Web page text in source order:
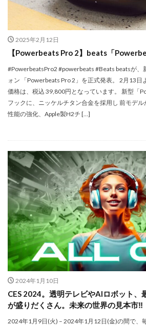
2025年2月12日
【Powerbeats Pro 2】beats「
#PowerbeatsPro2 #powerbeats #Beats beatsが、
ォン 「Powerbeats Pro 2」を正式発表。 2月13日
価格は、税込 39,800円となっています。 新型「
フックに、ニッケルチタン合金を採用し 前モデ
性能の強化、Apple製H2チ […]
2024年1月10日
CES 2024。透明テレビやAIロボット、
が盛りだくさん。未来の世界の見本市‼️
2024年1月9日(火) – 2024年1月12日(金)の間で、
macOS Tahoe 26.4
Microsoft
Moomshot AI
NIKKOR 70-200 f/2.8 VR S Ⅱ
NIKKOR Z 120-300mm
NIKKOR Z
NIKKOR Z 24 70mm f:2 8 S Ⅱ
NIKKOR Z 24-105mm f/4-7.1
NIKKOR Z 24-70mm f/2.8 S II
NIKKOR Z 24-70mm f/2.8 S Ⅱ
NIKKOR Z 35mm f/1.4
NIKKOR Z
NIKKOR Z 70-200mm f/2.8 VR S II
NIKKOR Z 70-200mm f/2.8 VR S II 予約日
NIKKOR Z 70-200mm f/2.8 VR S II 価格
NIKKOR Z 70-200mm f/2.8 VR S II 発売日
Nikon 2026
Nikon 2027
nikon 35mm f1.2
Nikon RED
Nikon Z6 Ⅲ
Nikon Z6iii
Nikon Z7 Ⅲ
Nikon Z9 Ⅱ
Nikon Z90 Nikon